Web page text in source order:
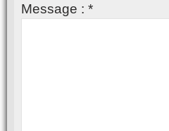
Message : *